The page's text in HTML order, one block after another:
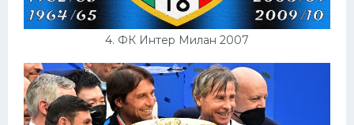
4. ФК Интер Милан 2007